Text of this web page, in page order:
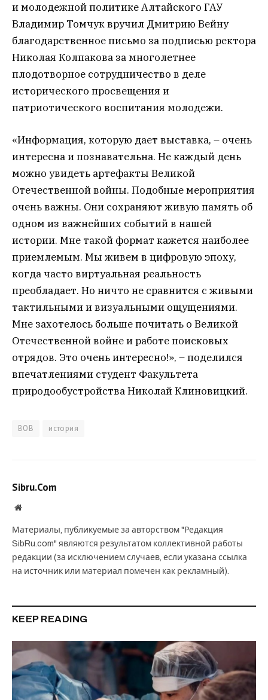
и молодежной политике Алтайского ГАУ
Владимир Томчук вручил Дмитрию Вейну
благодарственное письмо за подписью ректора
Николая Колпакова за многолетнее
плодотворное сотрудничество в деле
исторического просвещения и
патриотического воспитания молодежи.
«Информация, которую дает выставка, – очень
интересна и познавательна. Не каждый день
можно увидеть артефакты Великой
Отечественной войны. Подобные мероприятия
очень важны. Они сохраняют живую память об
одном из важнейших событий в нашей
истории. Мне такой формат кажется наиболее
приемлемым. Мы живем в цифровую эпоху,
когда часто виртуальная реальность
преобладает. Но ничто не сравнится с живыми
тактильными и визуальными ощущениями.
Мне захотелось больше почитать о Великой
Отечественной войне и работе поисковых
отрядов. Это очень интересно!», – поделился
впечатлениями студент Факультета
природообустройства Николай Клиновицкий.
ВОВ история
Sibru.Com
Website
Материалы, публикуемые за авторством "Редакция
SibRu.com" являются результатом коллективной работы
редакции (за исключением случаев, если указана ссылка
на источник или материал помечен как рекламный).
KEEP READING